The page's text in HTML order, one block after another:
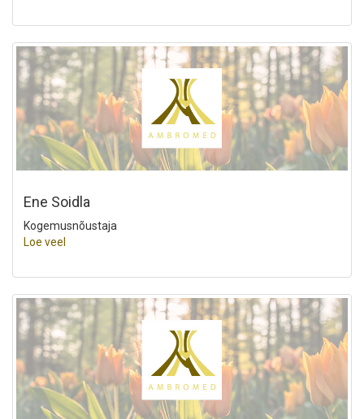
Ene Soidla
Kogemusnõustaja
Loe veel